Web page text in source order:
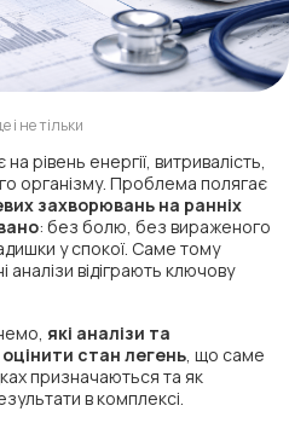
і не тільки
рівень енергії, витривалість,
організму. Проблема полягає
захворювань на ранніх
: без болю, без вираженого
у спокої. Саме тому
аналізи відіграють ключову
які аналізи та
стан легень , що саме
призначаються та як
в комплексі.